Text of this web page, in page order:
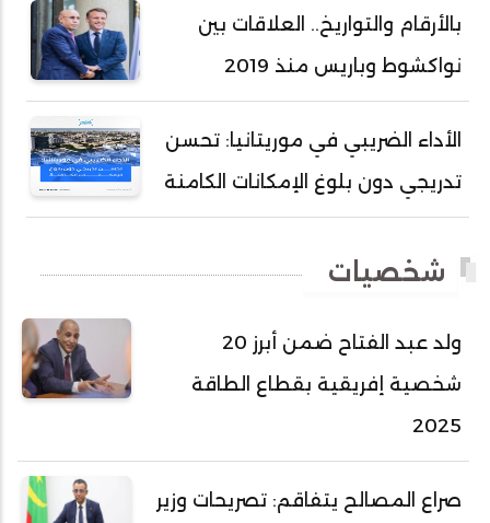
أحمد سالم ولد بده
أحمد سالم ولد بكار
أحمد سيد أحمد أج
أحمد طالب ولد محمد
أحمد عبد الله أحمد مسكه
أحمد محفوظ حسني
أحمد محمد عبدالرحمن أمين
أحمد محمود محمد المامي النيسان
أحمد هارون الشيخ سيديا
بالأرقام والتواريخ.. العلاقات بين
نواكشوط وباريس منذ 2019
الأداء الضريبي في موريتانيا: تحسن
تدريجي دون بلوغ الإمكانات الكامنة
شخصيات
ولد عبد الفتاح ضمن أبرز 20
شخصية إفريقية بقطاع الطاقة
2025
صراع المصالح يتفاقم: تصريحات وزير